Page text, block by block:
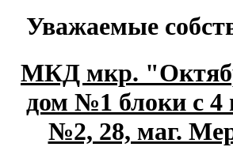
Уважаемые
МКД мкр.
дом №1 блоки с 4
№2, 28, маг.